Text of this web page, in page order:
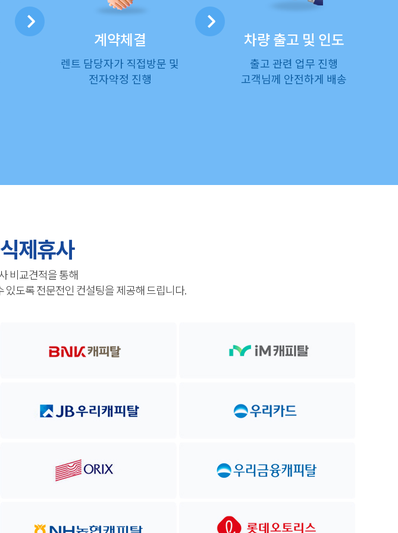
계약체결
렌트 담당자가 직접방문 및
전자약정 진행
차량 출고 및 인도
출고 관련 업무 진행
고객님께 안전하게 배송
제휴사
비교견적을 통해
도록 전문전인 컨설팅을 제공해 드립니다.